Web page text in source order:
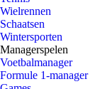
Wielrennen
Schaatsen
Wintersporten
Managerspelen
Voetbalmanager
Formule 1-manager